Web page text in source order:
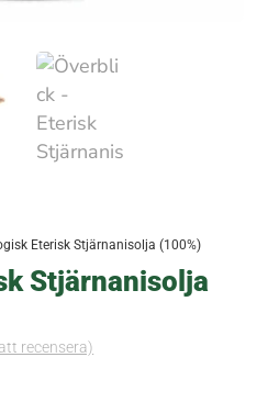
Eterisk Stjärnanisolja (100%)
Stjärnanisolja
recensera)